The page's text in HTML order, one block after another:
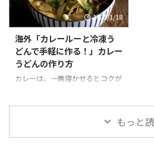
やわらかくすることができます。
また混ぜて生地をまとめて、冷や
して形を作る工程は、クッキー作
りとほぼ同じで、混ぜる材料が少
ない分もっと簡単にできそうで
す。 そんな「スノーボール・シ
ョコラ」の様子を見てみましょ
2021/1/18
海外「カレールーと冷凍う
どんで手軽に作る！」カレー
うどんの作り方
カレーは、一晩寝かせるとコクが
来ます。そこに冷凍うどんをパパ
っと入れれば忙しい昼や夜ごはん
もっと